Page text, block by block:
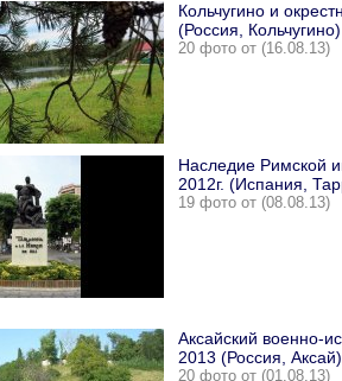
Кольчугино и
(Россия, Кольчугино)
20 фото от (16.08.13)
Наследие Римской
2012г. (Испания,
19 фото от (08.08.13)
Аксайский военно-
2013 (Россия, Аксай)
20 фото от (01.08.13)